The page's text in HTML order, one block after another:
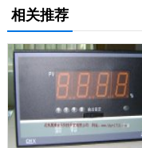
相关推荐